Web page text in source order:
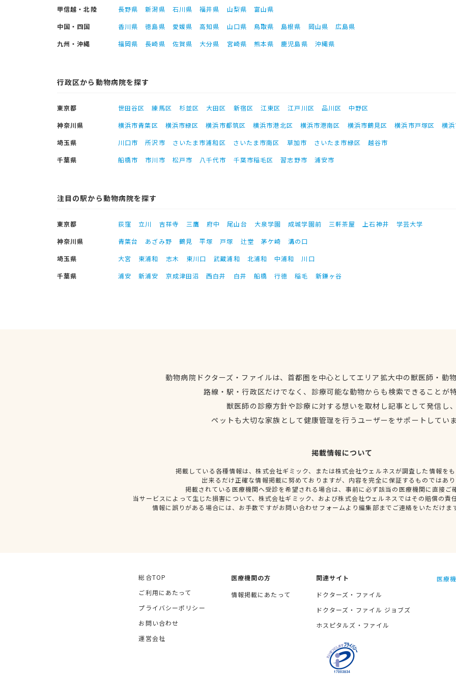
甲信越・北陸
長野県 新潟県 石川県 福井県 山梨県
富山県
中国・四国
香川県 徳島県 愛媛県 高知県 山口県 鳥取県 島根県 岡山県
広島県
九州・沖縄
福岡県 長崎県 佐賀県 大分県 宮崎県 熊本県 鹿児島県 沖縄県
行政区から動物病院を探す
東京都 世田谷区 練馬区 杉並区 大田区 新宿区 江東区 江戸川区 品川区
中野区
神奈川県
横浜市青葉区 横浜市緑区 横浜市都筑区 横浜市港北区 横浜市港南区 横浜市鶴見区 横浜市戸塚区
横
埼玉県
川口市 所沢市 さいたま市浦和区 さいたま市南区 草加市 さいたま市緑区
越谷市
千葉県
船橋市 市川市 松戸市 八千代市 千葉市稲毛区 習志野市 浦安市
注目の駅から動物病院を探す
東京都 荻窪 立川 吉祥寺 三鷹 府中 尾山台 大泉学園 成城学園前 三軒茶屋 上石神井
学芸大学
神奈川県
青葉台 あざみ野 鶴見 平塚 戸塚 辻堂 茅ケ崎
溝の口
埼玉県
大宮 東浦和 志木 東川口 武蔵浦和 北浦和 中浦和
川口
千葉県
浦安 新浦安 京成津田沼 西白井 白井 船橋 行徳 稲毛 新鎌ヶ谷
動物病院ドクターズ・ファイルは、首都圏を中心としてエリア拡大中の獣医師・動
路線・駅・行政区だけでなく、診療可能な動物からも検索できることが
獣医師の診療方針や診療に対する想いを取材し記事として発信し
ペットも大切な家族として健康管理を行うユーザーをサポートしてい
掲載情報について
掲載している各種情報は、株式会社ギミック、または株式会社ウェルネスが調査した情報を
出来るだけ正確な情報掲載に努めておりますが、内容を完全に保証するものではあ
掲載されている医療機関へ受診を希望される場合は、事前に必ず該当の医療機関に直接ご
当サービスによって生じた損害について、株式会社ギミック、および株式会社ウェルネスではその賠償の責
情報に誤りがある場合には、お手数ですがお問い合わせフォームより編集部までご連絡をいただけま
総合TOP
ご利用にあたって
プライバシーポリシー
お問い合わせ
運営会社
医療機関の方
情報掲載にあたって
関連サイト
ドクターズ・ファイル
ドクターズ・ファイル ジョブズ
ホスピタルズ・ファイル
医療